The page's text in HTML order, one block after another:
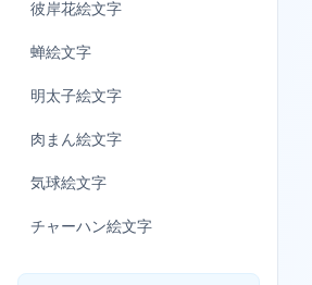
彼岸花絵文字
蝉絵文字
明太子絵文字
肉まん絵文字
気球絵文字
チャーハン絵文字